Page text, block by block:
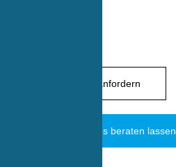
Infomaterial anfordern
Jetzt kostenlos beraten lassen